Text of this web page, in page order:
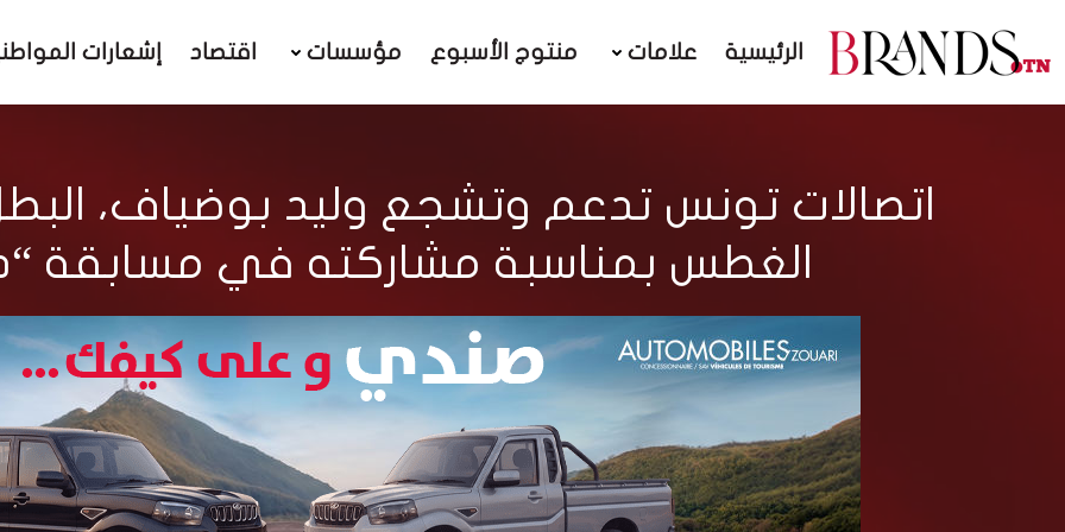
الرئيسية علامات منتوج الأسبوع مؤسسات اقتصاد إشعارات
اتصالات تونس تدعم وتشجع وليد بوضياف،
الغطس بمناسبة مشاركته في مسابقة